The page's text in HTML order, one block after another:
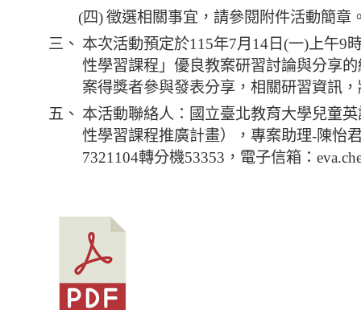
(四)徵選相關事宜，請參閱附件活動簡章
三、 本次活動預定於115年7月14日(一)上午9
性學習課程」優良教案研習討論與分享
案得獎者參與發表分享，相關研習資訊
五、 本活動聯絡人：國立臺北教育大學兒童
性學習課程推廣計畫），專案助理-陳怡
7321104轉分機53353，電子信箱：